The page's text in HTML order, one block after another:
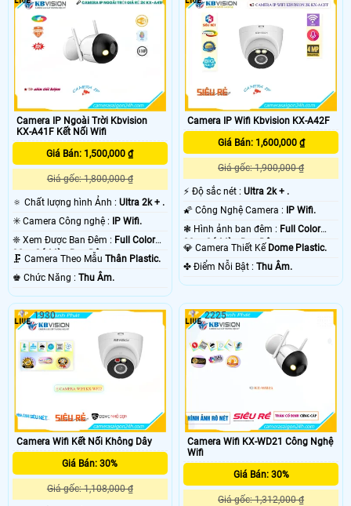
Camera IP Ngoài Trời Kbvision
KX-A41F Kết Nối Wifi
Giá Bán: 1,500,000 ₫
Giá gốc: 1,800,000 ₫
🔅 Chất lượng hình Ảnh : Ultra 2k + .
✳️ Camera Công nghệ :
IP Wifi.
❈ Xem Được Ban Đêm : Full Color
30m Có Màu Ban Ðêm.
🗜️ Camera Theo Mẫu Thân Plastic.
️♚ Chức Năng : Thu Âm.
Camera IP Wifi Kbvision KX-A42F
Giá Bán: 1,600,000 ₫
Giá gốc: 1,900,000 ₫
️⚡ Độ sắc nét :Ultra 2k + .
🌠 Công Nghệ Camera :
IP Wifi.
❃ Hình ảnh ban đêm : Full Color
30m Có Màu Ban Ðêm.
💎 Camera Thiết Kế Dome Plastic.
️✤ Điểm Nỗi Bật :Thu Âm.
Camera Wifi Kết Nối Không Dây
Giá Bán: 30%
Giá gốc: 1,108,000 ₫
1930
Camera Wifi KX-WD21 Công Nghệ
Wifi
Giá Bán: 30%
Giá gốc: 1,312,000 ₫
2225